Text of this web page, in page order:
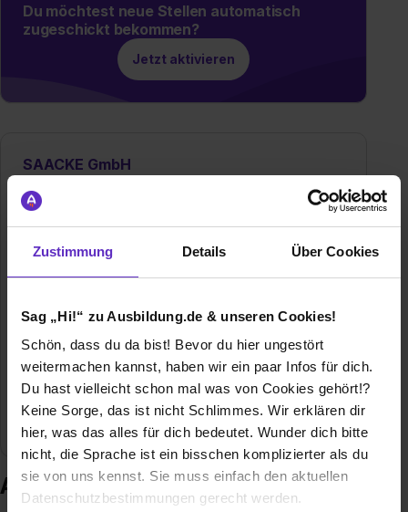
Zustimmung Details Über Cookies
Sag „Hi!“ zu Ausbildung.de & unseren Cookies!
Schön, dass du da bist! Bevor du hier ungestört
weitermachen kannst, haben wir ein paar Infos für dich.
Du hast vielleicht schon mal was von Cookies gehört!?
Keine Sorge, das ist nicht Schlimmes. Wir erklären dir
hier, was das alles für dich bedeutet. Wunder dich bitte
nicht, die Sprache ist ein bisschen komplizierter als du
sie von uns kennst. Sie muss einfach den aktuellen
Datenschutzbestimmungen gerecht werden.
Du möchtest neue Stellen automatisch
zugeschickt bekommen?
Jetzt aktivieren
SAACKE GmbH
Südweststraße 13
28237 Bremen
E-Mail anzeigen
Mitarbeiter
Umsatz 169 Mio. EURO (2014)
Branche Maschinen- / Anlagenbau, Industrietechnik
Ausbildung bei SAACKE GmbH